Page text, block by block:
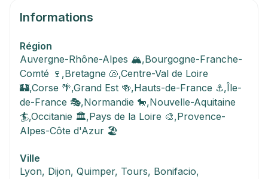
Informations
Région
Auvergne-Rhône-Alpes 🏔️,Bourgogne-Franche-
Comté 🍷,Bretagne 🐚,Centre-Val de Loire
🏰,Corse 🌴,Grand Est 🍻,Hauts-de-France ⚓,Île-
de-France 🎭,Normandie 🐎,Nouvelle-Aquitaine
🏄,Occitanie 🏛️,Pays de la Loire 🎨,Provence-
Alpes-Côte d'Azur 🏖️
Ville
Lyon, Dijon, Quimper, Tours, Bonifacio,